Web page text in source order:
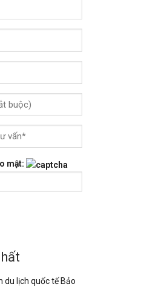
mật:
du lịch quốc tế Bảo